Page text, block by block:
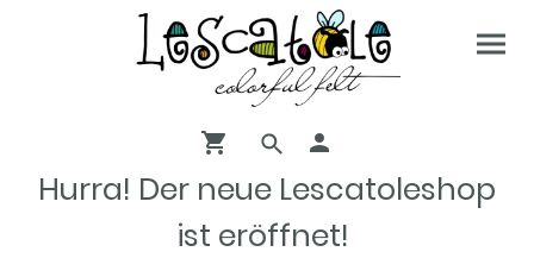
Hurra! Der neue Lescatoleshop
ist eröffnet!